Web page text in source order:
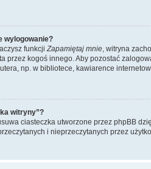
wylogowanie?
funkcji Zapamiętaj mnie , witryna
przez kogoś innego. Aby pozostać
np. w bibliotece, kawiarence
witryny”?
ciasteczka utworzone przez phpBB
i nieprzeczytanych przez